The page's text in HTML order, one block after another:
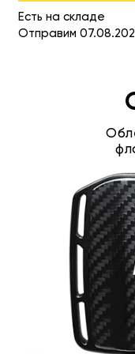
Есть на складе
Отправим